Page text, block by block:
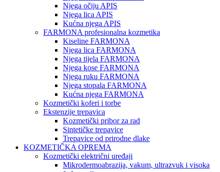
Njega očiju APIS
Njega lica APIS
Kućna njega APIS
FARMONA profesionalna kozmetika
Kiseline FARMONA
Njega lica FARMONA
Njega tijela FARMONA
Njega kose FARMONA
Njega ruku FARMONA
Njega stopala FARMONA
Kućna njega FARMONA
Kozmetički koferi i torbe
Ekstenzije trepavica
Kozmetički pribor za rad
Sintetičke trepavice
Trepavice od prirodne dlake
KOZMETIČKA OPREMA
Kozmetički električni uređaji
Mikrodermoabrazija, vakum, ultrazvuk i visoka